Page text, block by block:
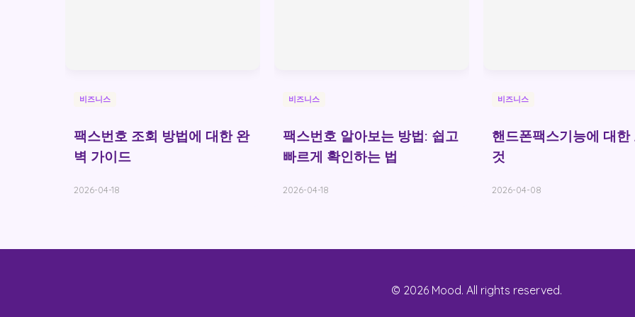
비즈니스
팩스번호 조회 방법에 대한 완
벽 가이드
2026-04-18
비즈니스
팩스번호 알아보는 방법: 쉽고
빠르게 확인하는 법
2026-04-18
비즈니스
핸드폰팩스기능에 대한
것
2026-04-08
© 2026 Mood. All rights reserved.